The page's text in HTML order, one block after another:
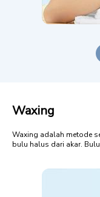
Waxing
Waxing adalah metode
bulu halus dari akar.
Salah satunya adalah